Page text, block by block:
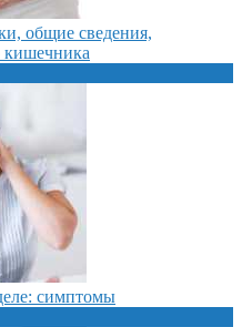
общие сведения,
кишечника
симптомы